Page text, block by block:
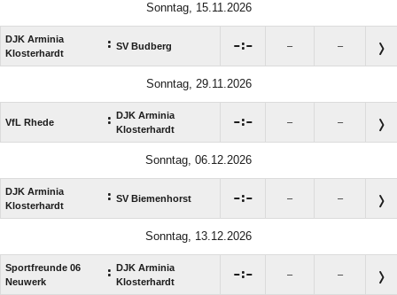
Sonntag, 15.11.2026
DJK Arminia
Klosterhardt
: SV Budberg : – –
Sonntag, 29.11.2026
VfL Rhede : DJK Arminia
Klosterhardt
: – –
Sonntag, 06.12.2026
DJK Arminia
Klosterhardt
: SV Biemenhorst : – –
Sonntag, 13.12.2026
Sportfreunde 06
Neuwerk
: DJK Arminia
Klosterhardt
: – –